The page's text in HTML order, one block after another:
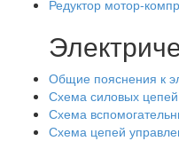
Редуктор мотор-
Общие пояснения к
Схема силовых цепей
Схема
Схема цепей